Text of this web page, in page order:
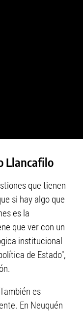
Llancafilo
que tienen
si hay algo que
es la
que ver con un
institucional
de Estado",
es
En Neuquén